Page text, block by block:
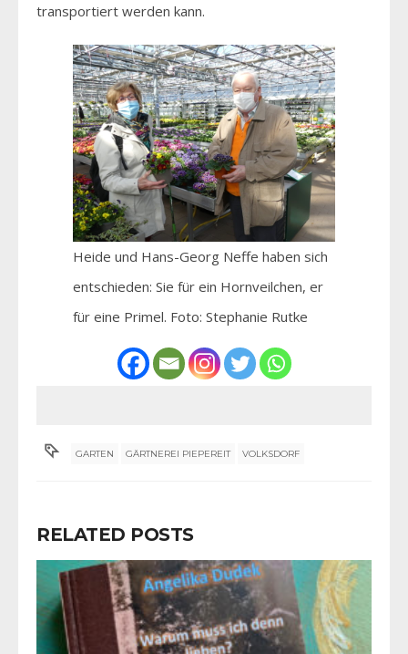
transportiert werden kann.
Heide und Hans-Georg Neffe haben sich
entschieden: Sie für ein Hornveilchen, er
für eine Primel. Foto: Stephanie Rutke
GARTEN GÄRTNEREI PIEPEREIT VOLKSDORF
RELATED POSTS